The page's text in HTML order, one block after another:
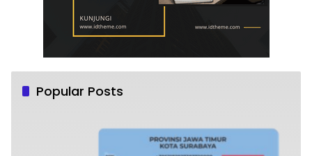
Popular Posts